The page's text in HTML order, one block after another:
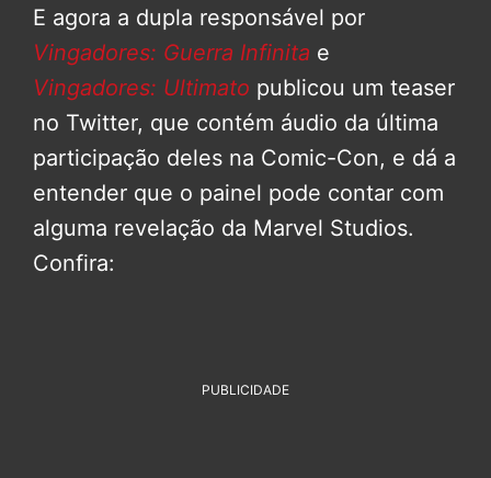
E agora a dupla responsável por
Vingadores: Guerra Infinita e
Vingadores: Ultimato publicou um teaser
no Twitter, que contém áudio da última
participação deles na Comic-Con, e dá a
entender que o painel pode contar com
alguma revelação da Marvel Studios.
Confira:
PUBLICIDADE